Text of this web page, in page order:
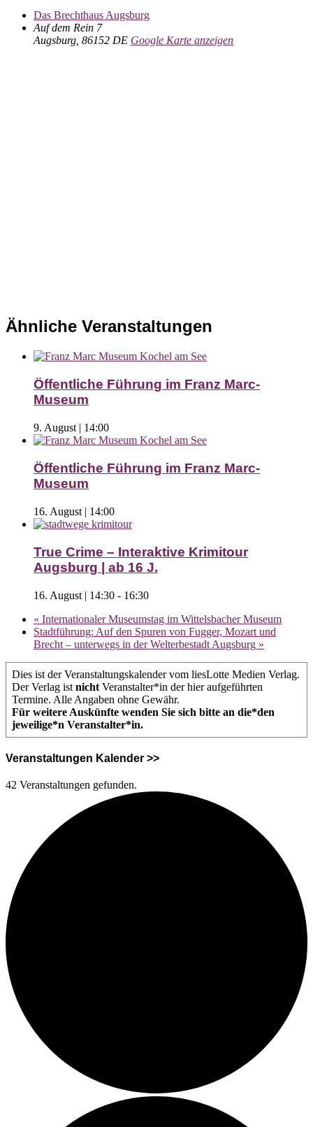
Das Brechthaus Augsburg
Auf dem Rein 7
Augsburg 86152 DE Google Karte anzeigen
Ähnliche Veranstaltungen
Öffentliche Führung im Franz Marc-
Museum
9. August | 14:00
Öffentliche Führung im Franz Marc-
Museum
16. August | 14:00
True Crime – Interaktive Krimitour
Augsburg | ab 16 J.
16. August | 14:30 - 16:30
« Internationaler Museumstag im Wittelsbacher Museum
Stadtführung: Auf den Spuren von Fugger, Mozart und
Brecht – unterwegs in der Welterbestadt Augsburg »
Dies ist der Veranstaltungskalender vom liesLotte Medien Verlag.
Der Verlag ist nicht Veranstalter*in der hier aufgeführten
Termine. Alle Angaben ohne Gewähr.
Für weitere Auskünfte wenden Sie sich bitte an die*den
jeweilige*n Veranstalter*in.
Veranstaltungen Kalender >>
42 Veranstaltungen gefunden.